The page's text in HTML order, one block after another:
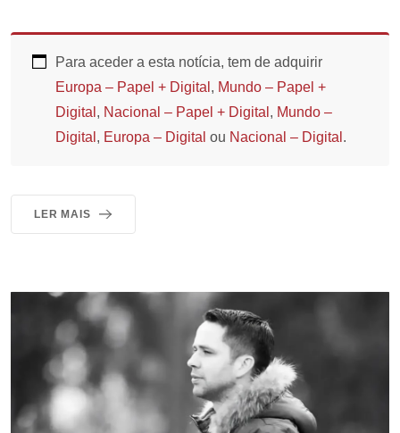
Para aceder a esta notícia, tem de adquirir
Europa – Papel + Digital , Mundo – Papel +
Digital , Nacional – Papel + Digital , Mundo –
Digital , Europa – Digital ou Nacional – Digital .
LER MAIS